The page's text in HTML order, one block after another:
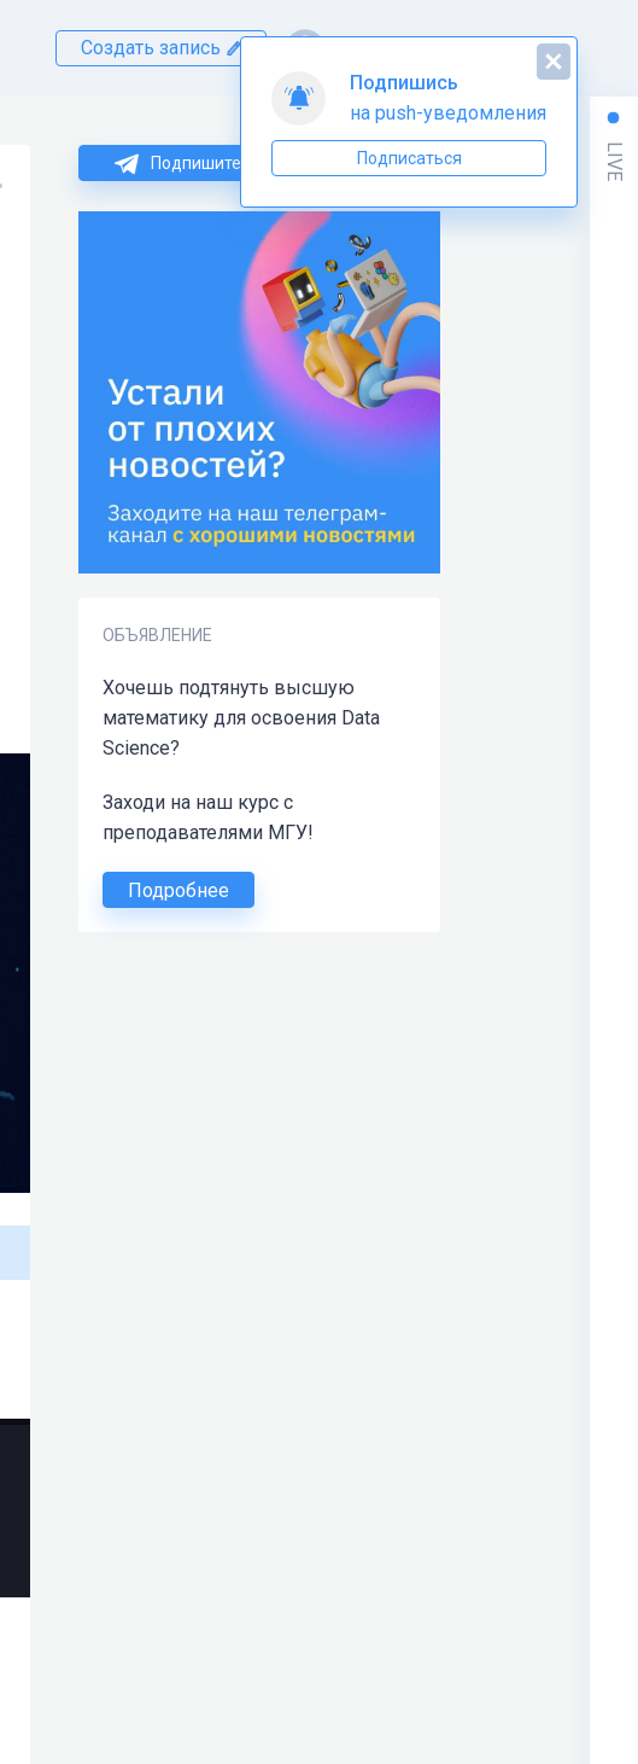
Создать запись
Подпишитесь на нас в Telegram
ОБЪЯВЛЕНИЕ
Хочешь подтянуть высшую
математику для освоения Data
Science?
Заходи на наш курс с
преподавателями МГУ!
Подробнее
LIVE